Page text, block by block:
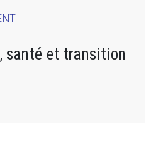
santé et transition